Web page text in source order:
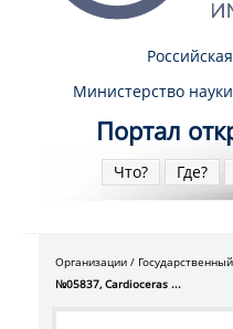
Министерство
Портал
Что? Где?
Организации
№05837, Cardioceras ...